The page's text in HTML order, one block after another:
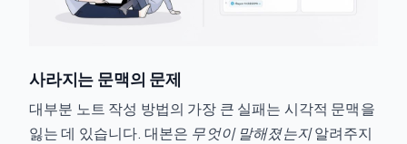
사라지는 문맥의 문제
대부분 노트 작성 방법의 가장 큰 실패는 시각적 문맥을
잃는 데 있습니다. 대본은 무엇이 말해졌는지알려주지